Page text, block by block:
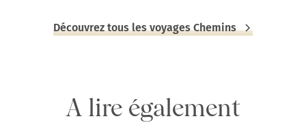
Découvrez tous les voyages Chemins
A lire également